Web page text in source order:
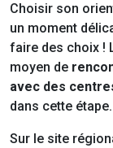
Choisir son
un moment
faire des choix !
moyen de
avec des
dans cette étape.
Sur le site